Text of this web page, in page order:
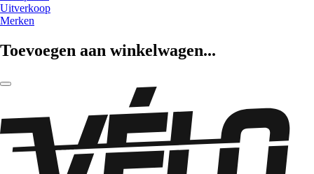
Uitverkoop
Merken
Toevoegen aan winkelwagen...